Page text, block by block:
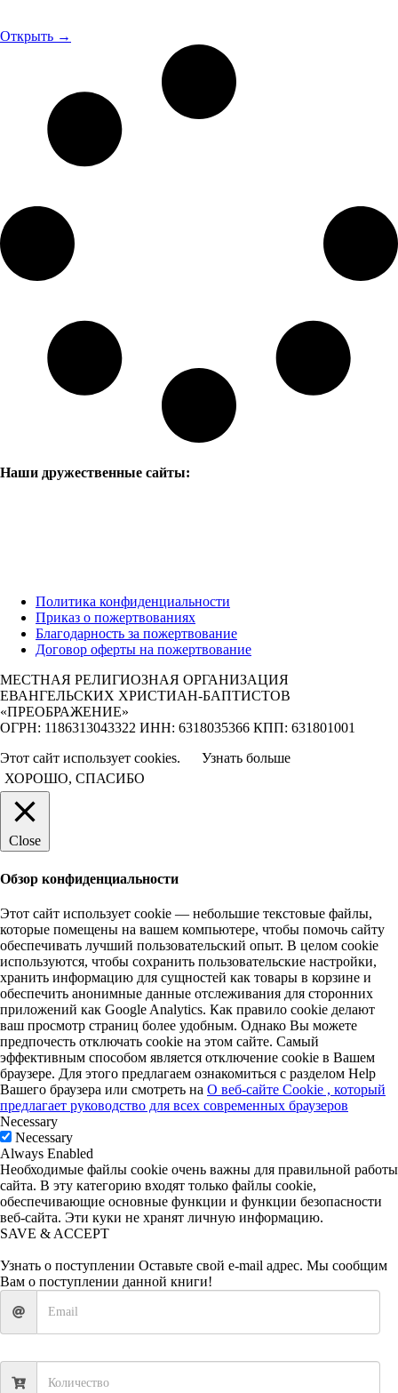
Открыть →
Наши дружественные сайты:
Политика конфиденциальности
Приказ о пожертвованиях
Благодарность за пожертвование
Договор оферты на пожертвование
МЕСТНАЯ РЕЛИГИОЗНАЯ ОРГАНИЗАЦИЯ
ЕВАНГЕЛЬСКИХ ХРИСТИАН-БАПТИСТОВ
«ПРЕОБРАЖЕНИЕ»
ОГРН: 1186313043322 ИНН: 6318035366 КПП: 631801001
Этот сайт использует cookies.
Узнать больше
ХОРОШО, СПАСИБО
Close
Обзор конфиденциальности
Этот сайт использует cookie — небольшие текстовые файлы,
которые помещены на вашем компьютере, чтобы помочь сайту
обеспечивать лучший пользовательский опыт. В целом cookie
используются, чтобы сохранить пользовательские настройки,
хранить информацию для сущностей как товары в корзине и
обеспечить анонимные данные отслеживания для сторонних
приложений как Google Analytics. Как правило cookie делают
ваш просмотр страниц более удобным. Однако Вы можете
предпочесть отключать cookie на этом сайте. Самый
эффективным способом является отключение cookie в Вашем
браузере. Для этого предлагаем ознакомиться с разделом Help
Вашего браузера или смотреть на О веб-сайте Cookie , который
предлагает руководство для всех современных браузеров
Necessary
Necessary
Always Enabled
Необходимые файлы cookie очень важны для правильной работы
сайта. В эту категорию входят только файлы cookie,
обеспечивающие основные функции и функции безопасности
веб-сайта. Эти куки не хранят личную информацию.
SAVE & ACCEPT
Узнать о поступлении Оставьте свой e-mail адрес. Мы сообщим
Вам о поступлении данной книги!